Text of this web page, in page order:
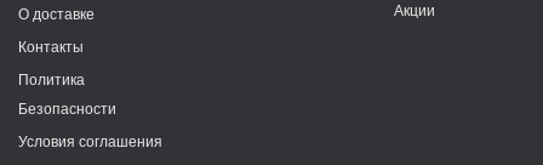
О доставке
Контакты
Политика
Безопасности
Условия соглашения
Акции